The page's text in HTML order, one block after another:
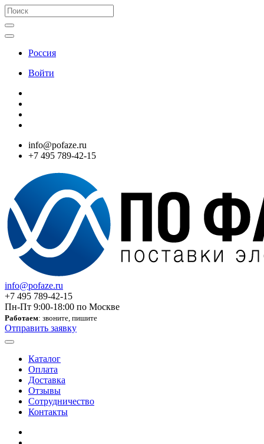
Россия
Войти
info@pofaze.ru
+7 495 789-42-15
info@pofaze.ru
+7 495 789-42-15
Пн-Пт 9:00-18:00 по Москве
Работаем: звоните, пишите
Отправить заявку
Каталог
Оплата
Доставка
Отзывы
Сотрудничество
Контакты